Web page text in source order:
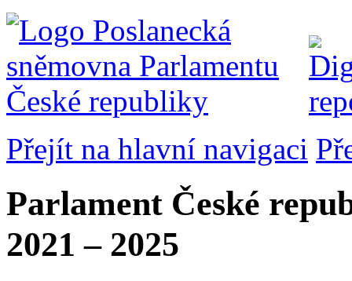
Přejít na hlavní navigaci
Parlament České
2021 – 2025